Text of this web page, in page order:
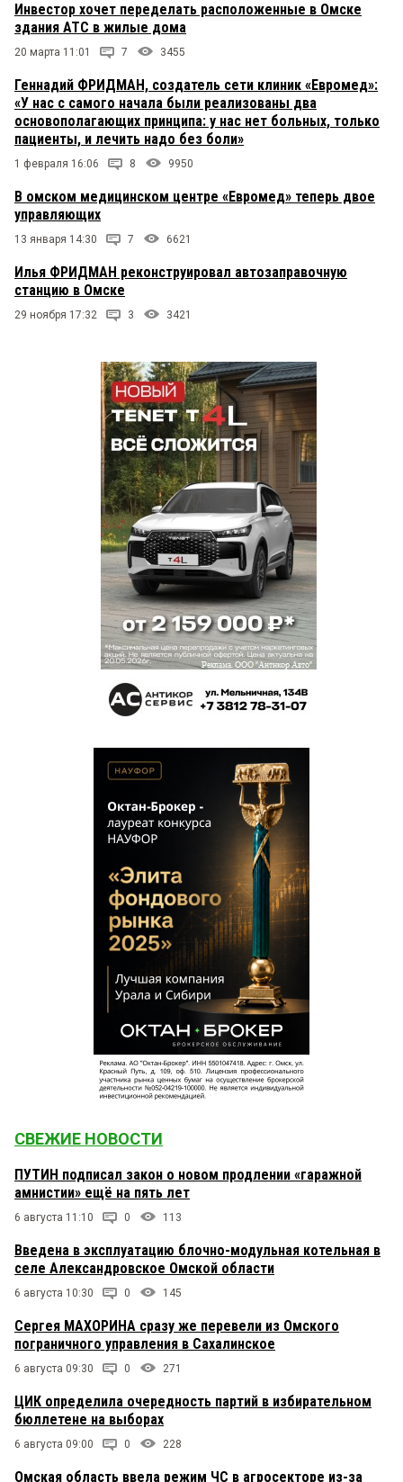
Инвестор хочет переделать расположенные в Омске
здания АТС в жилые дома
20 марта 11:01 7 3455
Геннадий ФРИДМАН, создатель сети клиник «Евромед»:
«У нас с самого начала были реализованы два
основополагающих принципа: у нас нет больных, только
пациенты, и лечить надо без боли»
1 февраля 16:06 8 9950
В омском медицинском центре «Евромед» теперь двое
управляющих
13 января 14:30 7 6621
Илья ФРИДМАН реконструировал автозаправочную
станцию в Омске
29 ноября 17:32 3 3421
СВЕЖИЕ НОВОСТИ
ПУТИН подписал закон о новом продлении «гаражной
амнистии» ещё на пять лет
6 августа 11:10 0 113
Введена в эксплуатацию блочно-модульная котельная в
селе Александровское Омской области
6 августа 10:30 0 145
Сергея МАХОРИНА сразу же перевели из Омского
пограничного управления в Сахалинское
6 августа 09:30 0 271
ЦИК определила очередность партий в избирательном
бюллетене на выборах
6 августа 09:00 0 228
Омская область ввела режим ЧС в агросекторе из-за